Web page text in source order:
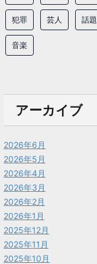
犯罪 芸人 話題
音楽
アーカイブ
2026年6月
2026年5月
2026年4月
2026年3月
2026年2月
2026年1月
2025年12月
2025年11月
2025年10月